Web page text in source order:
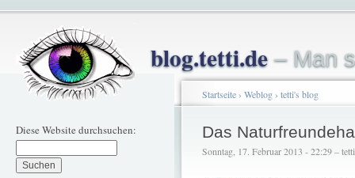
blog.tetti.de– Man
Diese Website durchsuchen:
Startseite› Weblog› tetti's blog
Das
Sonntag, 17. Februar 2013 - 22:29 – tetti